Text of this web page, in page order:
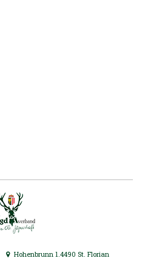
Hohenbrunn 1.4490 St. Florian